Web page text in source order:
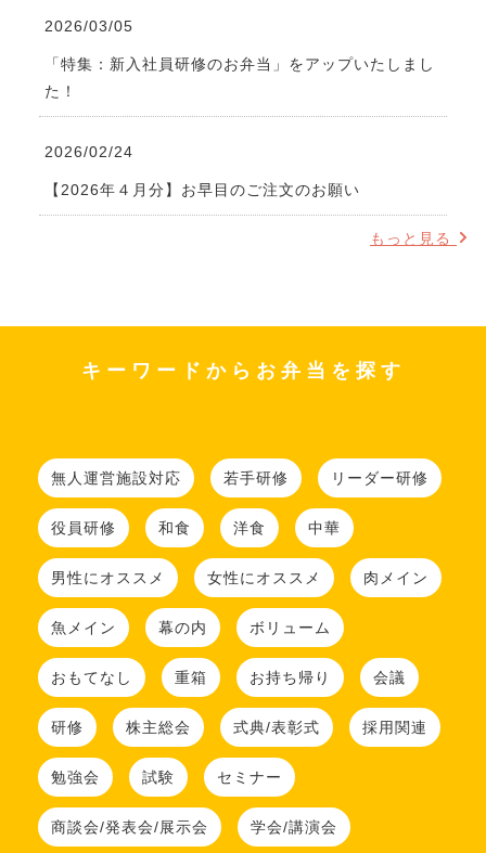
2026/03/05
「特集：新入社員研修のお弁当」をアップいたしまし
た！
2026/02/24
【2026年４月分】お早目のご注文のお願い
もっと見る
キーワードからお弁当を探す
無人運営施設対応 若手研修 リーダー研修
役員研修 和食 洋食 中華
男性にオススメ 女性にオススメ 肉メイン
魚メイン 幕の内 ボリューム
おもてなし 重箱 お持ち帰り 会議
研修 株主総会 式典/表彰式 採用関連
勉強会 試験 セミナー
商談会/発表会/展示会 学会/講演会